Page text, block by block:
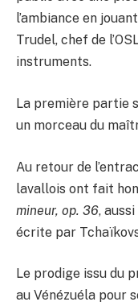
l’ambiance en
Trudel, chef de
instruments.
La première partie
un morceau du
Au retour de
lavallois ont fait
mineur, op. 36,
écrite par
Le prodige issu du
au Vénézuéla pour